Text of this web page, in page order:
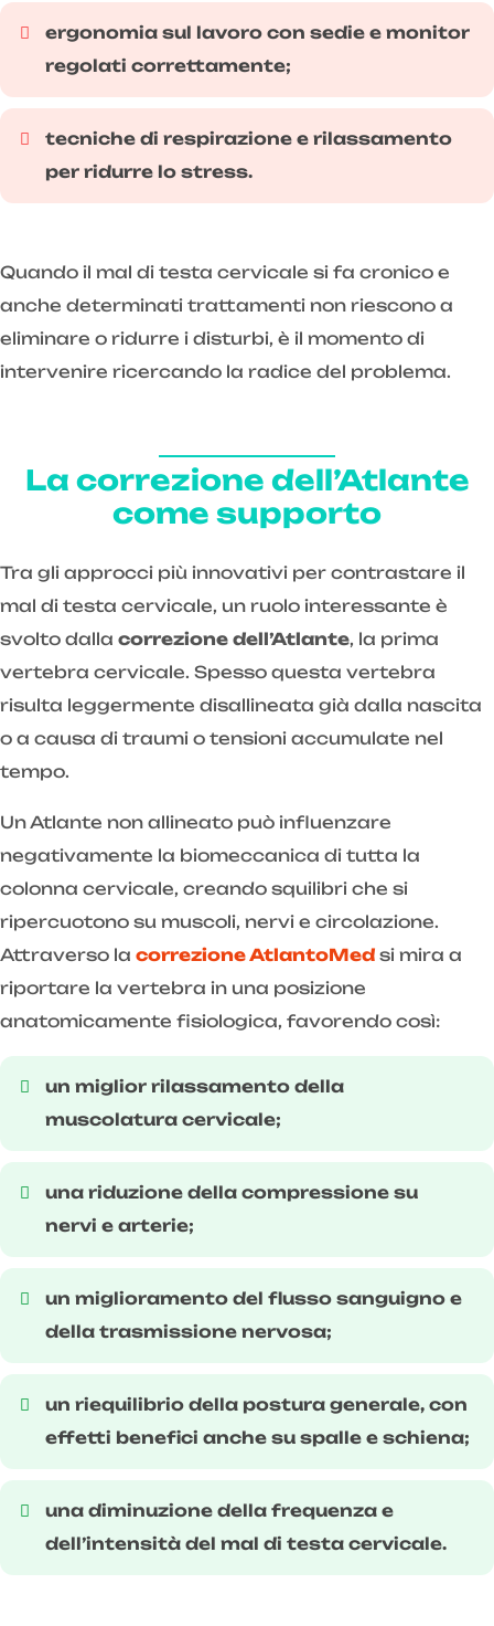
ergonomia sul lavoro con sedie e monitor
regolati correttamente;
tecniche di respirazione e rilassamento
per ridurre lo stress.
Quando il mal di testa cervicale si fa cronico e
anche determinati trattamenti non riescono a
eliminare o ridurre i disturbi, è il momento di
intervenire ricercando la radice del problema.
La correzione dell’Atlante
come supporto
Tra gli approcci più innovativi per contrastare il
mal di testa cervicale, un ruolo interessante è
svolto dalla correzione dell’Atlante, la prima
vertebra cervicale. Spesso questa vertebra
risulta leggermente disallineata già dalla nascita
o a causa di traumi o tensioni accumulate nel
tempo.
Un Atlante non allineato può influenzare
negativamente la biomeccanica di tutta la
colonna cervicale, creando squilibri che si
ripercuotono su muscoli, nervi e circolazione.
Attraverso la correzione AtlantoMed si mira a
riportare la vertebra in una posizione
anatomicamente fisiologica, favorendo così:
un miglior rilassamento della
muscolatura cervicale;
una riduzione della compressione su
nervi e arterie;
un miglioramento del flusso sanguigno e
della trasmissione nervosa;
un riequilibrio della postura generale, con
effetti benefici anche su spalle e schiena;
una diminuzione della frequenza e
dell’intensità del mal di testa cervicale.